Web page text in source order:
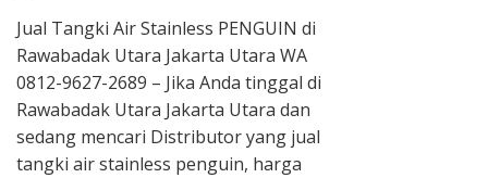
Jual Tangki Air Stainless PENGUIN di
Rawabadak Utara Jakarta Utara WA
0812-9627-2689 – Jika Anda tinggal di
Rawabadak Utara Jakarta Utara dan
sedang mencari Distributor yang jual
tangki air stainless penguin, harga